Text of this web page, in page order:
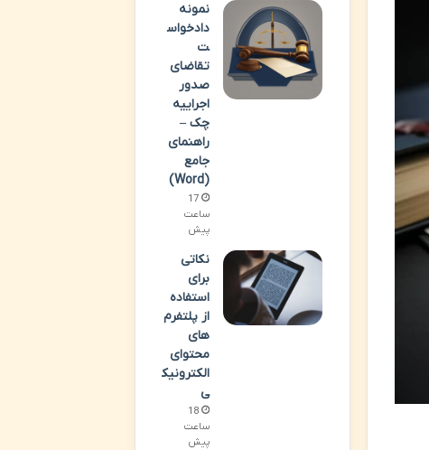
نمونه
دادخواس
ت
تقاضای
صدور
اجراییه
چک –
راهنمای
جامع
(Word)
17
ساعت
پیش
نکاتی
برای
استفاده
از پلتفرم
های
محتوای
الکترونیک
ی
18
ساعت
پیش